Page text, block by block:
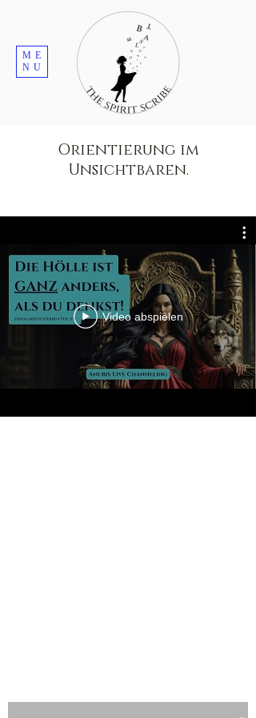
ME
NU
Orientierung im
Unsichtbaren.
Video abspielen